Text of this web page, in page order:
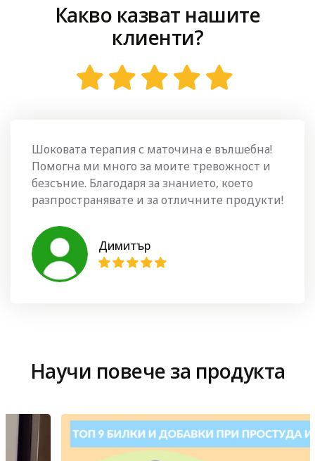
Какво казват нашите
клиенти?
Шоковата терапия с маточина е вълшебна!
Помогна ми много за моите тревожност и
безсъние. Благодаря за знанието, което
разпространявате и за отличните продукти!
Димитър
Научи повече за продукта